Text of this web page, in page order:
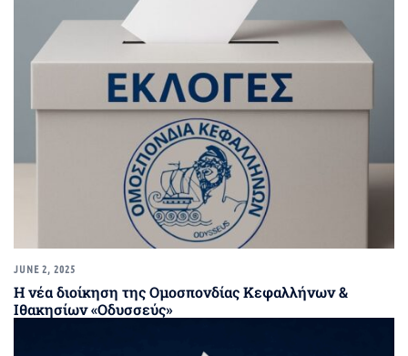
JUNE 2, 2025
Η νέα διοίκηση της Ομοσπονδίας Κεφαλλήνων &
Ιθακησίων «Οδυσσεύς»